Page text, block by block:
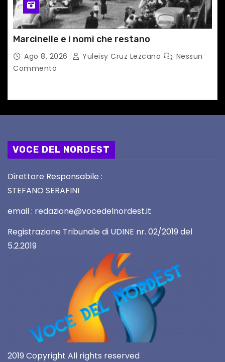
Marcinelle e i nomi che restano
Ago 8, 2026 Yuleisy Cruz Lezcano
Nessun
Commento
VOCE DEL NORDEST
Direttore Responsabile :
STEFANO SERAFINI
email : redazione@vocedelnordest.it
Registrazione Tribunale di UDINE nr. 02/2019 del
5.2.2019
2019 Copyright All rights reserved